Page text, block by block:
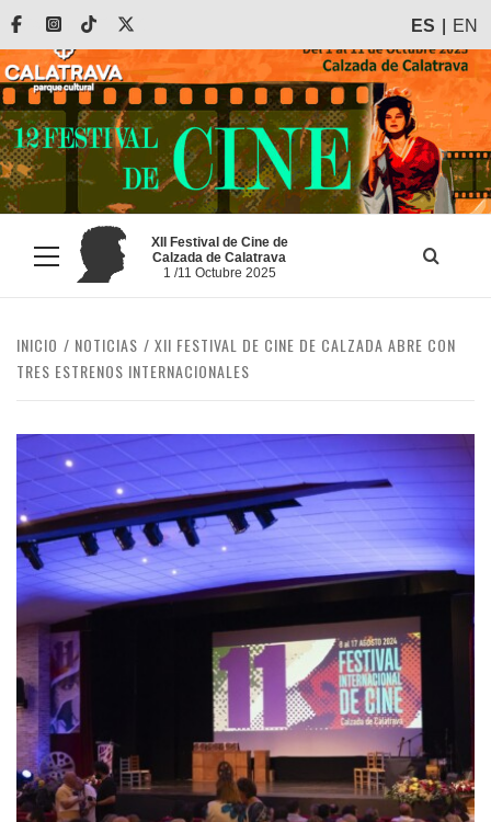
Saltar
contenido
FacebookInstagram
Tiktok ES EN
Menú
principal
XII Festival de Cine de
Calzada de Calatrava
1 /11 Octubre 2025
INICIO NOTICIAS
XII FESTIVAL DE CINE DE CALZADA ABRE CON
TRES ESTRENOS INTERNACIONALES